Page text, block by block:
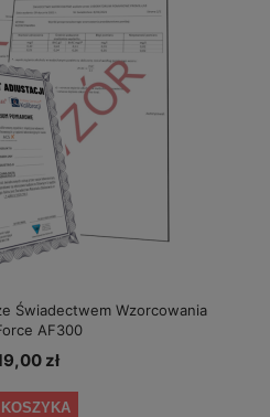
Świadectwem Wzorcowania
AF300
zł